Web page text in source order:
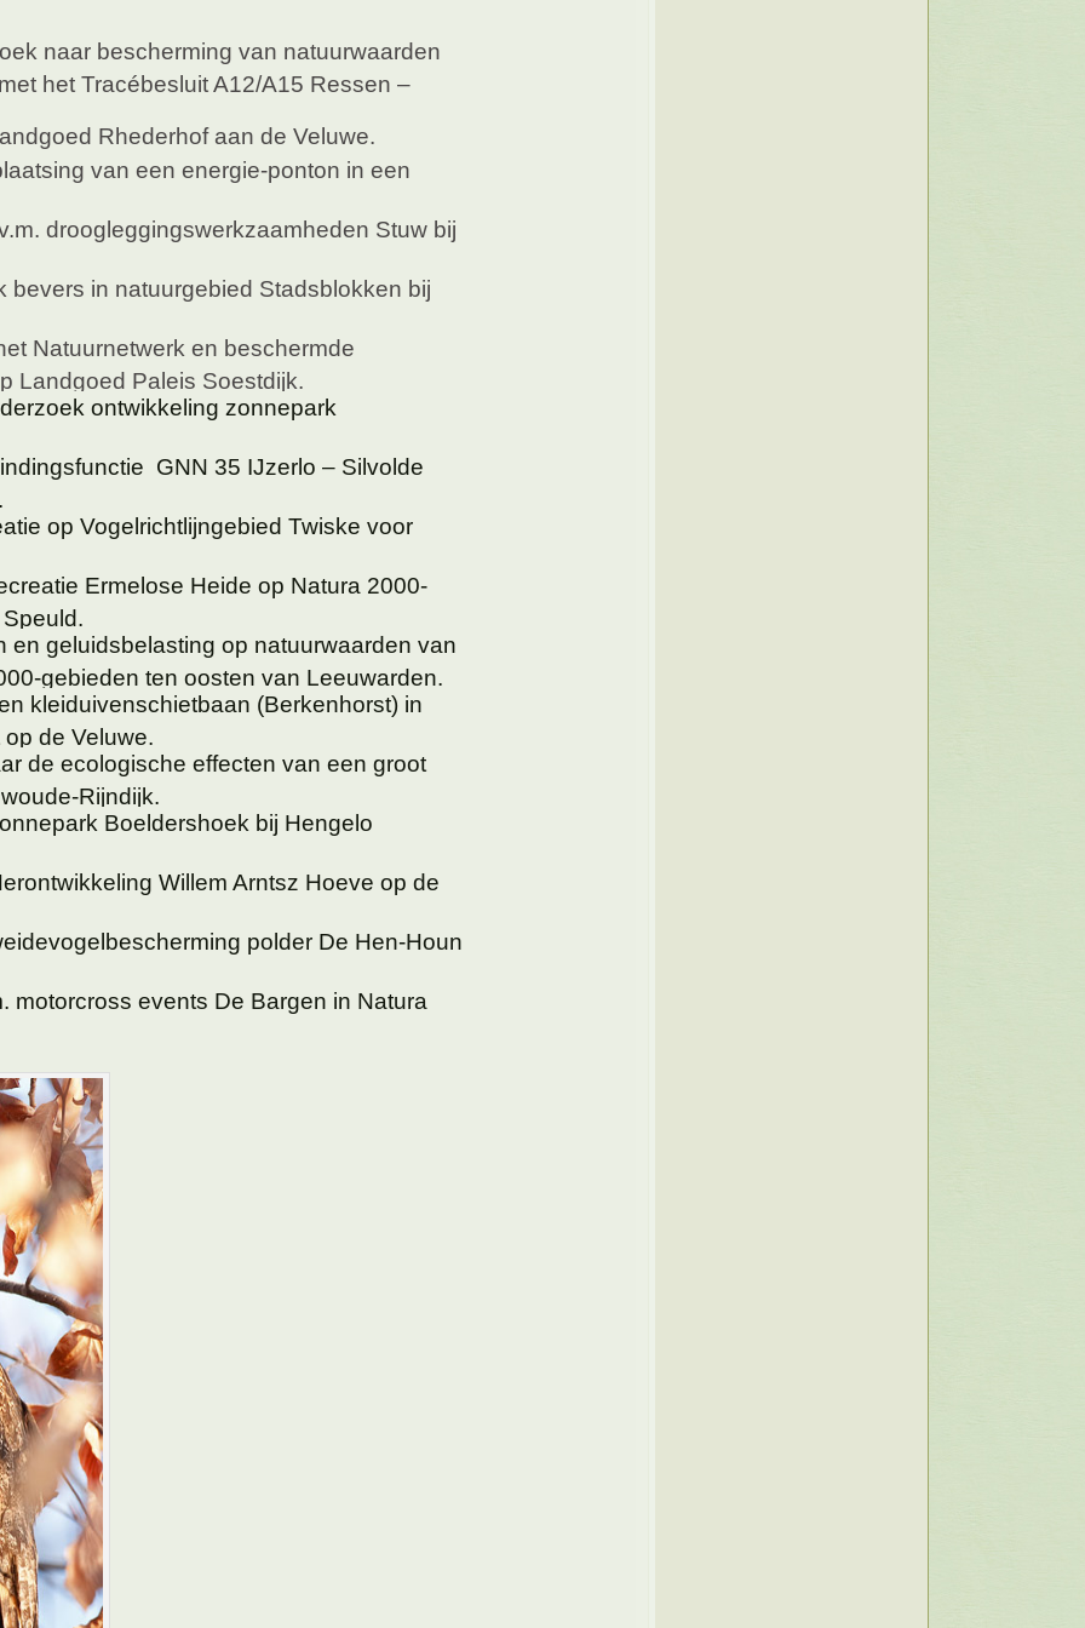
naar bescherming van natuurwaarden
het Tracébesluit A12/A15 Ressen –
Rhederhof aan de Veluwe.
van een energie-ponton in een
droogleggingswerkzaamheden Stuw bij
in natuurgebied Stadsblokken bij
Natuurnetwerk en beschermde
Landgoed Paleis Soestdijk.
ontwikkeling zonnepark
GNN 35 IJzerlo – Silvolde
op Vogelrichtlijngebied Twiske voor
Ermelose Heide op Natura 2000-
en geluidsbelasting op natuurwaarden van
gebieden ten oosten van Leeuwarden.
kleiduivenschietbaan (Berkenhorst) in
de Veluwe.
de ecologische effecten van een groot
Rijndijk.
Boeldershoek bij Hengelo
Willem Arntsz Hoeve op de
polder De Hen-Houn
motorcross events De Bargen in Natura